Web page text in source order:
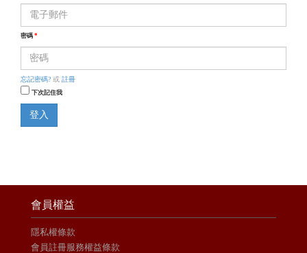
密碼 *
忘記密碼? 或 註冊
下次記住我
登入
會員權益
隱私權條款
會員註冊服務權益條款